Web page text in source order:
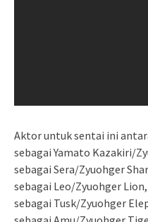
Aktor untuk sentai ini
sebagai Yamato Kazakiri/
sebagai Sera/Zyuohger
sebagai Leo/Zyuohger
sebagai Tusk/Zyuohger